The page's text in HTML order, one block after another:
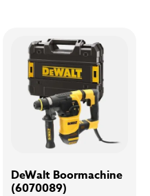
DeWalt Boormachine
(6070089)